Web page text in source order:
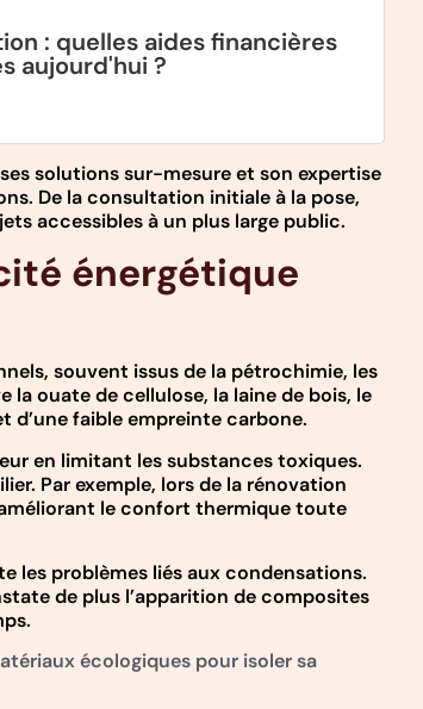
: quelles aides financières
aujourd'hui ?
solutions sur-mesure et son expertise
De la consultation initiale à la pose,
accessibles à un plus large public.
énergétique
souvent issus de la pétrochimie, les
ouate de cellulose, la laine de bois, le
d’une faible empreinte carbone.
en limitant les substances toxiques.
Par exemple, lors de la rénovation
le confort thermique toute
les problèmes liés aux condensations.
de plus l’apparition de composites
écologiques pour isoler sa